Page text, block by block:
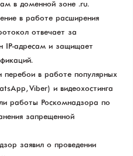
в доменной зоне .ru.
в работе расширения
отвечает за
IP-адресам и защищает
в работе популярных
Viber) и видеохостинга
работы Роскомнадзора по
запрещенной
заявил о проведении